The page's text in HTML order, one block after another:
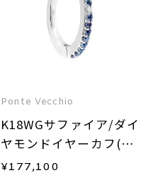
Ponte Vecchio
K18WGサファイア/ダイ
ヤモンドイヤーカフ(片
耳用)
¥177,100